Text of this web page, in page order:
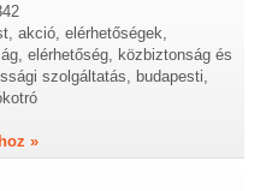
akció, elérhetőségek,
elérhetőség, közbiztonság és
szolgáltatás, budapesti,
»